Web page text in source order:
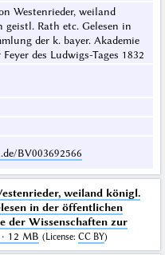
Westenrieder, weiland
geistl. Rath etc. Gelesen in
der k. bayer. Akademie
des Ludwigs-Tages 1832
BV003692566
weiland königl.
in der öffentlichen
der Wissenschaften zur
12 MB (License: CC BY)